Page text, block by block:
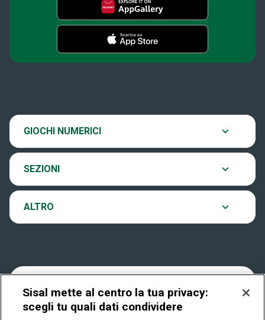
GIOCHI NUMERICI
SuperEnalotto
EuroJackpot
VinciCasa
Play Your Date
SEZIONI
Scopri il gioco
Ultima estrazione
Archivio estrazioni
FAQ
ALTRO
Contatti
Notifiche
Sisal mette al centro la tua privacy:
scegli tu quali dati condividere